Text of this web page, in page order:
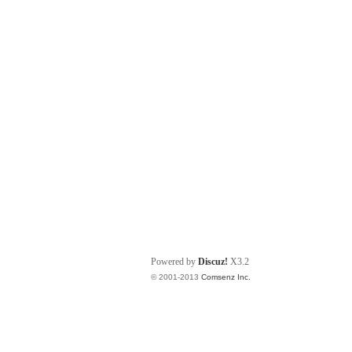
Powered by Discuz! X3.2
© 2001-2013 Comsenz Inc.